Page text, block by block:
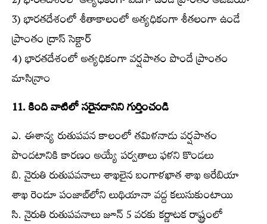
3) భారతదేశంలో శీతాకాలంలో అత్యధికంగా శీతలంగా ఉండే
ప్రాంతం ద్రాస్ సెక్టార్‌
4) భారతదేశంలో అత్యధికంగా వర్షపాతం పొందే ప్రాంతం
మాసిన్రాం
11. కింది వాటిలో సరైనదానిని గుర్తించండి
ఎ. ఈశాన్య రుతుపవన కాలంలో తమిళనాడు వర్షపాతం
పొందటానికి కారణం అయ్యే పర్వతాలు ఫళని కొండలు
బి. నైరుతి రుతుపవనాలు శాఖలైన బంగాళఖాత శాఖ అరేబియా
శాఖ రెండూ పంజాబ్‌లోని లుథియానా వద్ద కలుసుకుంటాయి
సి. నైరుతి రుతుపవనాలు జూన్‌ 5 వరకు కర్ణాటక రాష్ట్రంలో